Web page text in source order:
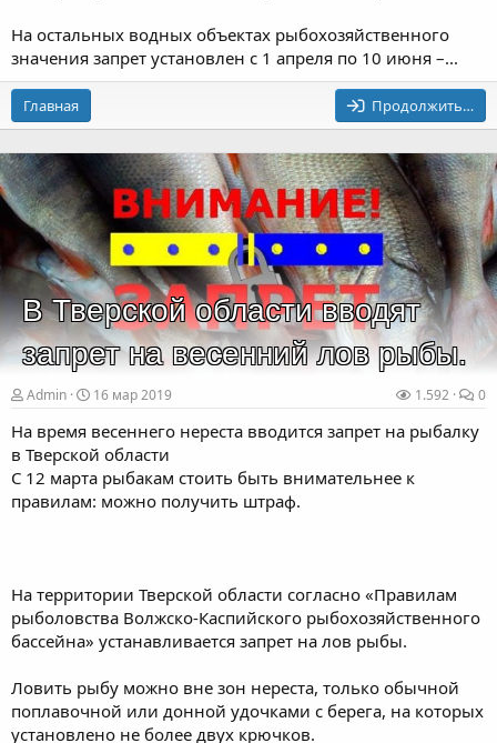
На остальных водных объектах рыбохозяйственного
значения запрет установлен с 1 апреля по 10 июня –...
Главная Продолжить…
В Тверской области вводят
запрет на весенний лов рыбы.
Admin 16 мар 2019 1.592 0
На время весеннего нереста вводится запрет на рыбалку
в Тверской области
С 12 марта рыбакам стоить быть внимательнее к
правилам: можно получить штраф.
На территории Тверской области согласно «Правилам
рыболовства Волжско-Каспийского рыбохозяйственного
бассейна» устанавливается запрет на лов рыбы.
Ловить рыбу можно вне зон нереста, только обычной
поплавочной или донной удочками с берега, на которых
установлено не более двух крючков.